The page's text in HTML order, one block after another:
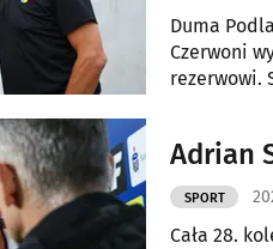
Duma
Czerwoni
rezerwowi.
Adrian
SPORT
Cała 28.